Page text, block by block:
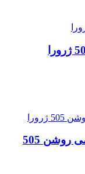
کرم پودر تیوپی حاوی روغن آرگان گندمی روشن 505